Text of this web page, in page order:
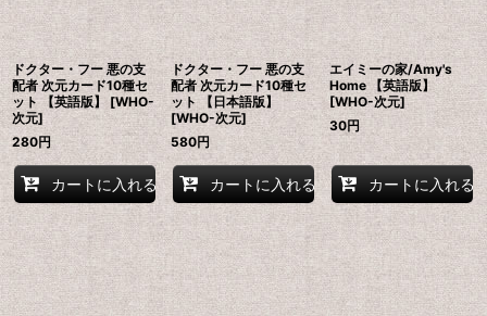
ドクター・フー 悪の支
配者 次元カード10種セ
ット 【英語版】 [WHO-
次元]
280円
カートに入れる
ドクター・フー 悪の支
配者 次元カード10種セ
ット 【日本語版】
[WHO-次元]
580円
カートに入れる
エイミーの家/Amy's
Home 【英語版】
[WHO-次元]
30円
カートに入れる